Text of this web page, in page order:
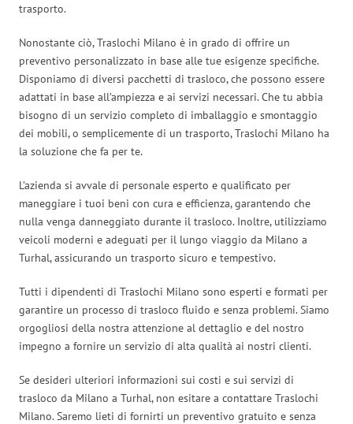
trasporto.
Nonostante ciò, Traslochi Milano è in grado di offrire un
preventivo personalizzato in base alle tue esigenze specifiche.
Disponiamo di diversi pacchetti di trasloco, che possono essere
adattati in base all’ampiezza e ai servizi necessari. Che tu abbia
bisogno di un servizio completo di imballaggio e smontaggio
dei mobili, o semplicemente di un trasporto, Traslochi Milano ha
la soluzione che fa per te.
L’azienda si avvale di personale esperto e qualificato per
maneggiare i tuoi beni con cura e efficienza, garantendo che
nulla venga danneggiato durante il trasloco. Inoltre, utilizziamo
veicoli moderni e adeguati per il lungo viaggio da Milano a
Turhal, assicurando un trasporto sicuro e tempestivo.
Tutti i dipendenti di Traslochi Milano sono esperti e formati per
garantire un processo di trasloco fluido e senza problemi. Siamo
orgogliosi della nostra attenzione al dettaglio e del nostro
impegno a fornire un servizio di alta qualità ai nostri clienti.
Se desideri ulteriori informazioni sui costi e sui servizi di
trasloco da Milano a Turhal, non esitare a contattare Traslochi
Milano. Saremo lieti di fornirti un preventivo gratuito e senza